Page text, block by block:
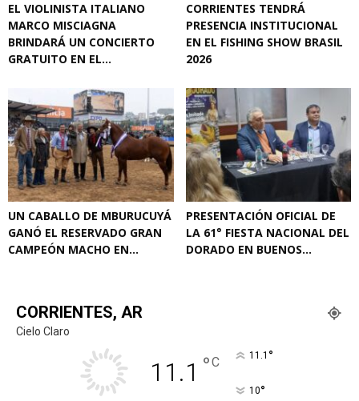
EL VIOLINISTA ITALIANO
MARCO MISCIAGNA
BRINDARÁ UN CONCIERTO
GRATUITO EN EL...
CORRIENTES TENDRÁ
PRESENCIA INSTITUCIONAL
EN EL FISHING SHOW BRASIL
2026
UN CABALLO DE MBURUCUYÁ
GANÓ EL RESERVADO GRAN
CAMPEÓN MACHO EN...
PRESENTACIÓN OFICIAL DE
LA 61° FIESTA NACIONAL DEL
DORADO EN BUENOS...
CORRIENTES, AR
Cielo Claro
11.1 °C 11.1 °
10°